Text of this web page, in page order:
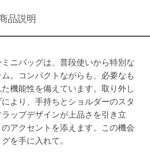
品説明
ニバッグは、普段使いから特別な
。コンパクトながらも、必要なも
機能性を備えています。取り外し
より、手持ちとショルダーのスタ
ップデザインが上品さを引き立
アクセントを添えます。この機会
を手に入れて。